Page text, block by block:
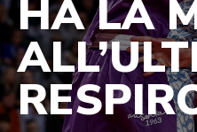
HA LA